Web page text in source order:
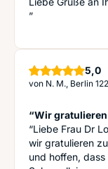
”
5,0
von N. M., Berlin
“Wir
“Liebe Frau Dr
wir gratulieren
und hoffen,